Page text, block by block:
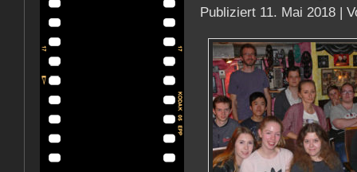
Publiziert 11. Mai 2018 |